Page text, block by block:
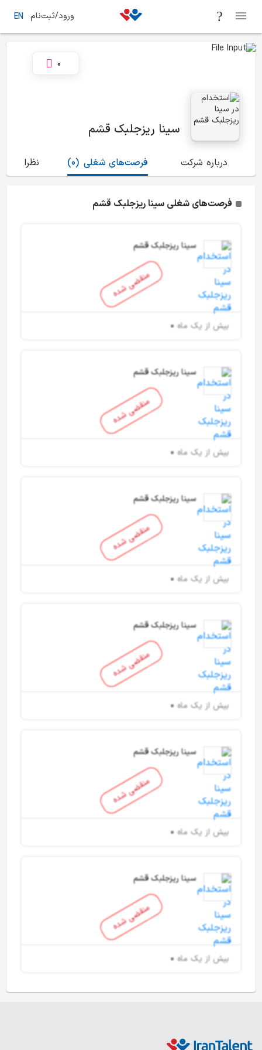
ورود/ثبت‌نام EN
سینا ریزجلبک قشم
0
درباره شرکت (0) فرصت‌های شغلی نظرات
فرصت‌های شغلی سینا ریزجلبک قشم
منقضی شده
سینا ریزجلبک قشم
بیش از یک ماه
منقضی شده
سینا ریزجلبک قشم
بیش از یک ماه
منقضی شده
سینا ریزجلبک قشم
بیش از یک ماه
منقضی شده
سینا ریزجلبک قشم
بیش از یک ماه
منقضی شده
سینا ریزجلبک قشم
بیش از یک ماه
منقضی شده
سینا ریزجلبک قشم
بیش از یک ماه